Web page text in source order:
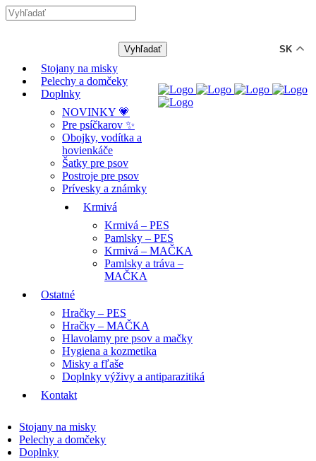
Stojany na misky
Pelechy a domčeky
Doplnky
NOVINKY 💗
Pre psíčkarov ✨
Obojky, vodítka a
hovienkáče
Šatky pre psov
Postroje pre psov
Prívesky a známky
Krmivá
Krmivá – PES
Pamlsky – PES
Krmivá – MAČKA
Pamlsky a tráva –
MAČKA
Ostatné
Hračky – PES
Hračky – MAČKA
Hlavolamy pre psov a mačky
Hygiena a kozmetika
Misky a fľaše
Doplnky výživy a antiparazitiká
Kontakt
Stojany na misky
Pelechy a domčeky
Doplnky
SK
-12% ZĽAVA s kódom "LETO12" ☀️